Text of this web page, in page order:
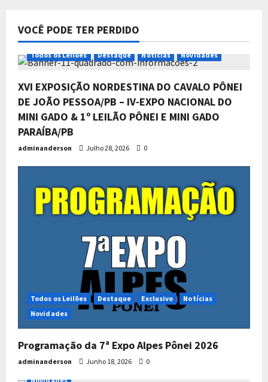
VOCÊ PODE TER PERDIDO
Todos os Leilões Destaque Notícias Novidades
XVI EXPOSIÇÃO NORDESTINA DO CAVALO PÔNEI
DE JOÃO PESSOA/PB – IV-EXPO NACIONAL DO
MINI GADO & 1º LEILÃO PÔNEI E MINI GADO
PARAÍBA/PB
adminanderson Julho 28, 2026 0
Todos os Leilões Destaque Exclusivo
Notícias
Novidades
Programação da 7ª Expo Alpes Pônei 2026
adminanderson Junho 18, 2026 0
Todos os Leilões Destaque Exclusivo
Novidades